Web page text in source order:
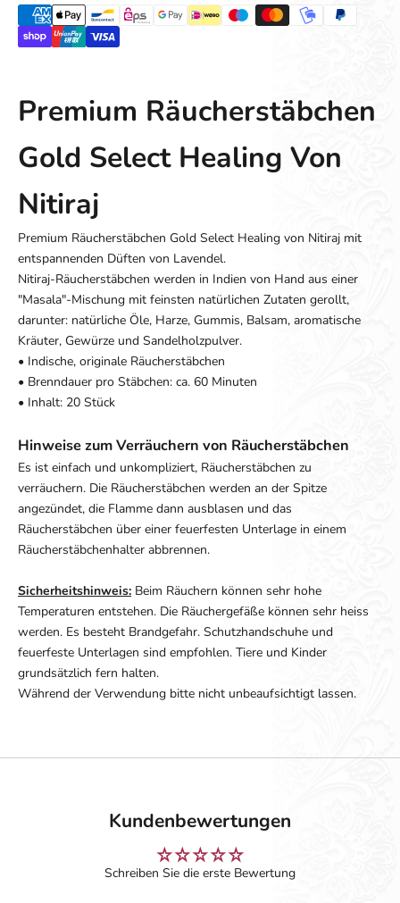
Premium Räucherstäbchen
Gold Select Healing Von
Nitiraj
Premium Räucherstäbchen Gold Select Healing von Nitiraj mit
entspannenden Düften von Lavendel.
Nitiraj-Räucherstäbchen werden in Indien von Hand aus einer
"Masala"-Mischung mit feinsten natürlichen Zutaten gerollt,
darunter: natürliche Öle, Harze, Gummis, Balsam, aromatische
Kräuter, Gewürze und Sandelholzpulver.
• Indische, originale Räucherstäbchen
• Brenndauer pro Stäbchen: ca. 60 Minuten
• Inhalt: 20 Stück
Hinweise zum Verräuchern von Räucherstäbchen
Es ist einfach und unkompliziert, Räucherstäbchen zu
verräuchern. Die Räucherstäbchen werden an der Spitze
angezündet, die Flamme dann ausblasen und das
Räucherstäbchen über einer feuerfesten Unterlage in einem
Räucherstäbchenhalter abbrennen.
Sicherheitshinweis: Beim Räuchern können sehr hohe
Temperaturen entstehen. Die Räuchergefäße können sehr heiss
werden. Es besteht Brandgefahr. Schutzhandschuhe und
feuerfeste Unterlagen sind empfohlen. Tiere und Kinder
grundsätzlich fern halten.
Während der Verwendung bitte nicht unbeaufsichtigt lassen.
Kundenbewertungen
Schreiben Sie die erste Bewertung